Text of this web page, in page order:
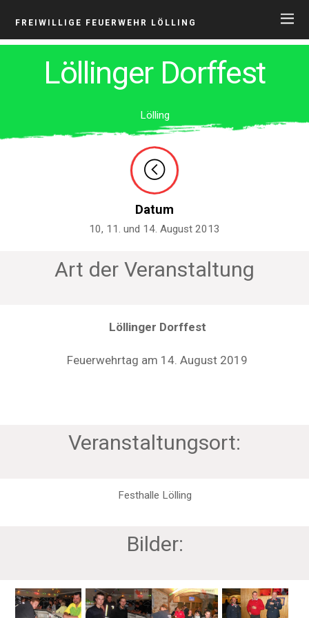
FREIWILLIGE FEUERWEHR LÖLLING
Löllinger Dorffest
Lölling
Datum
10, 11. und 14. August 2013
Art der Veranstaltung
Löllinger Dorffest
Feuerwehrtag am 14. August 2019
Veranstaltungsort:
Festhalle Lölling
Bilder: